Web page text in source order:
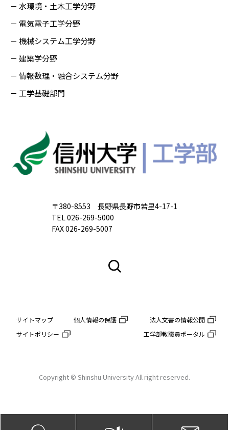
〒380-8553 長野県長野市若里4-17-1
TEL 026-269-5000
FAX 026-269-5007
水環境・土木工学分野
電気電子工学分野
機械システム工学分野
建築学分野
情報数理・融合システム分野
工学基礎部門
サイトマップ 個人情報の保護
法人文書の情報公開
サイトポリシー
工学部教職員ポータル
Copyright © Shinshu University All right reserved.